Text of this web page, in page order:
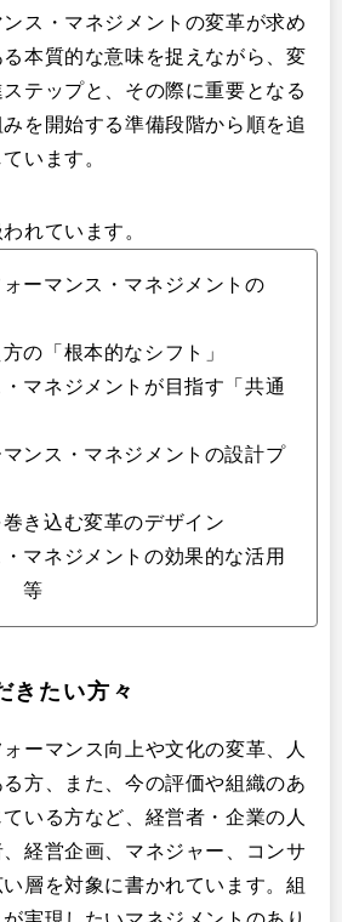
ス・マネジメントの変革が求め
本質的な意味を捉えながら、変
テップと、その際に重要となる
を開始する準備段階から順を追
います。
れています。
ォーマンス・マネジメントの
の「根本的なシフト」
・マネジメントが目指す「共通
マンス・マネジメントの設計プ
巻き込む変革のデザイン
・マネジメントの効果的な活用
等
きたい方々
ーマンス向上や文化の変革、人
方、また、今の評価や組織のあ
いる方など、経営者・企業の人
経営企画、マネジャー、コンサ
層を対象に書かれています。組